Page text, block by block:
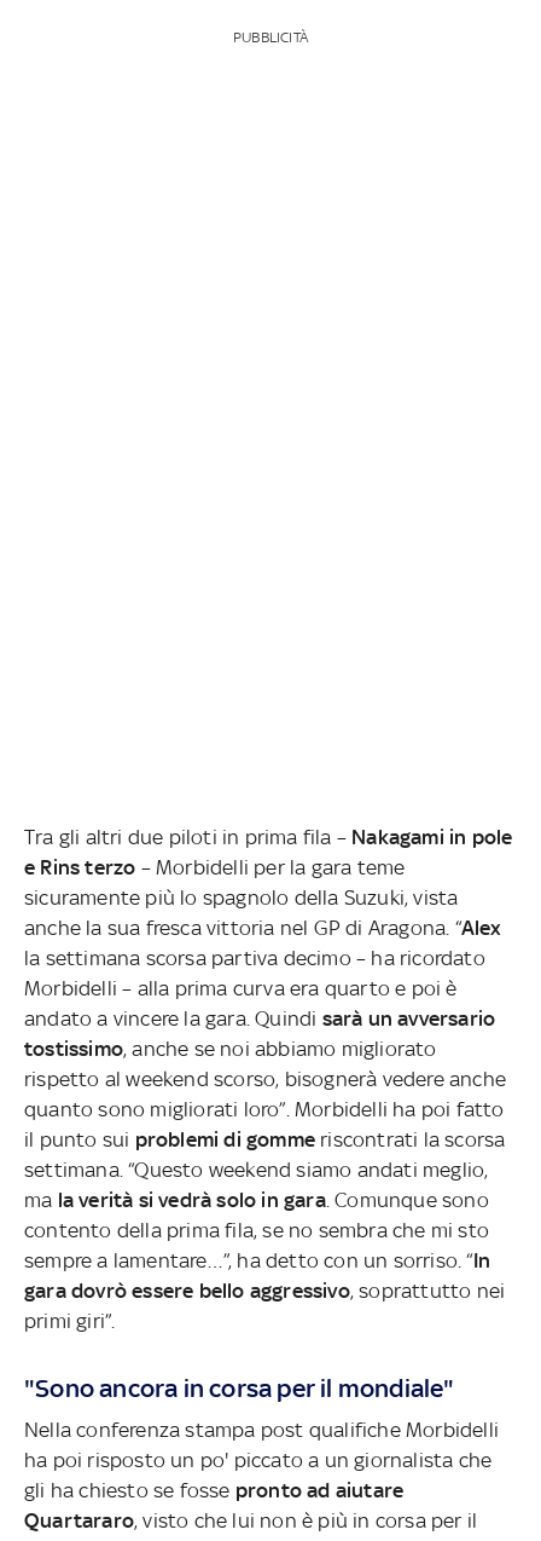
PUBBLICITÀ
Tra gli altri due piloti in prima fila – Nakagami in pole
e Rins terzo – Morbidelli per la gara teme
sicuramente più lo spagnolo della Suzuki, vista
anche la sua fresca vittoria nel GP di Aragona. “Alex
la settimana scorsa partiva decimo – ha ricordato
Morbidelli – alla prima curva era quarto e poi è
andato a vincere la gara. Quindi sarà un avversario
tostissimo, anche se noi abbiamo migliorato
rispetto al weekend scorso, bisognerà vedere anche
quanto sono migliorati loro”. Morbidelli ha poi fatto
il punto sui problemi di gomme riscontrati la scorsa
settimana. “Questo weekend siamo andati meglio,
ma la verità si vedrà solo in gara. Comunque sono
contento della prima fila, se no sembra che mi sto
sempre a lamentare…”, ha detto con un sorriso. “In
gara dovrò essere bello aggressivo, soprattutto nei
primi giri”.
"Sono ancora in corsa per il mondiale"
Nella conferenza stampa post qualifiche Morbidelli
ha poi risposto un po' piccato a un giornalista che
gli ha chiesto se fosse pronto ad aiutare
Quartararo, visto che lui non è più in corsa per il